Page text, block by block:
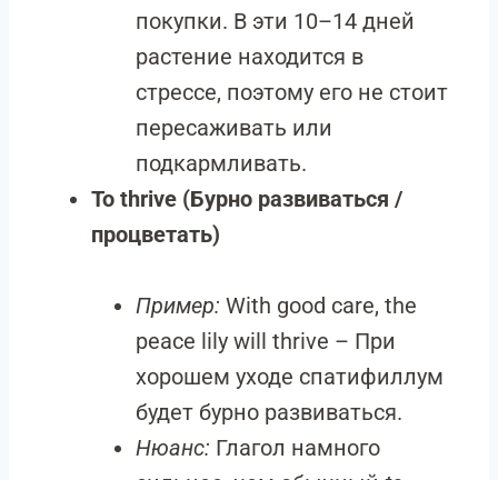
покупки. В эти 10–14 дней
растение находится в
стрессе, поэтому его не стоит
пересаживать или
подкармливать.
To thrive (Бурно развиваться /
процветать)
Пример: With good care, the
peace lily will thrive – При
хорошем уходе спатифиллум
будет бурно развиваться.
Нюанс: Глагол намного